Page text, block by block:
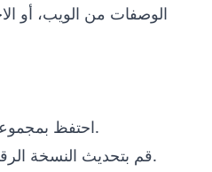
الوصفات من الويب، أو
احتفظ بمجموعة وصفاتك بالكامل رقمياً.
قم بتحديث النسخة الرقمية عندما تجري تغييرات.